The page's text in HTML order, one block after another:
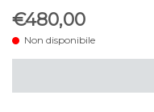
€480,00
Non disponibile